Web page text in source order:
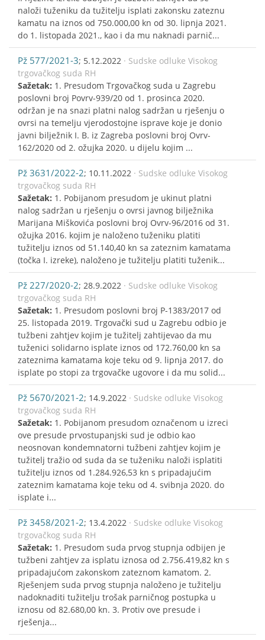
naloži tuženiku da tužitelju isplati zakonsku zateznu
kamatu na iznos od 750.000,00 kn od 30. lipnja 2021.
do 1. listopada 2021., kao i da mu naknadi parnič...
Pž 577/2021-3; 5.12.2022 · Sudske odluke Visokog
trgovačkog suda RH
Sažetak: 1. Presudom Trgovačkog suda u Zagrebu
poslovni broj Povrv-939/20 od 1. prosinca 2020.
održan je na snazi platni nalog sadržan u rješenju o
ovrsi na temelju vjerodostojne isprave koje je donio
javni bilježnik I. B. iz Zagreba poslovni broj Ovrv-
162/2020 od 2. ožujka 2020. u dijelu kojim ...
Pž 3631/2022-2; 10.11.2022 · Sudske odluke Visokog
trgovačkog suda RH
Sažetak: 1. Pobijanom presudom je ukinut platni
nalog sadržan u rješenju o ovrsi javnog bilježnika
Marijana Miškovića poslovni broj Ovrv-96/2016 od 31.
ožujka 2016. kojim je naloženo tuženiku platiti
tužitelju iznos od 51.140,40 kn sa zateznim kamatama
(točka I. izreke), naloženo je tužitelju platiti tuženik...
Pž 227/2020-2; 28.9.2022 · Sudske odluke Visokog
trgovačkog suda RH
Sažetak: 1. Presudom poslovni broj P-1383/2017 od
25. listopada 2019. Trgovački sud u Zagrebu odbio je
tužbeni zahtjev kojim je tužitelj zahtijevao da mu
tuženici solidarno isplate iznos od 172.760,00 kn sa
zateznima kamatama koje teku od 9. lipnja 2017. do
isplate po stopi za trgovačke ugovore i da mu solid...
Pž 5670/2021-2; 14.9.2022 · Sudske odluke Visokog
trgovačkog suda RH
Sažetak: 1. Pobijanom presudom označenom u izreci
ove presude prvostupanjski sud je odbio kao
neosnovan kondemnatorni tužbeni zahtjev kojim je
tužitelj tražio od suda da se tuženiku naloži isplatiti
tužitelju iznos od 1.284.926,53 kn s pripadajućim
zateznim kamatama koje teku od 4. svibnja 2020. do
isplate i...
Pž 3458/2021-2; 13.4.2022 · Sudske odluke Visokog
trgovačkog suda RH
Sažetak: 1. Presudom suda prvog stupnja odbijen je
tužbeni zahtjev za isplatu iznosa od 2.756.419,82 kn s
pripadajućom zakonskom zateznom kamatom. 2.
Rješenjem suda prvog stupnja naloženo je tužitelju
nadoknaditi tužitelju trošak parničnog postupka u
iznosu od 82.680,00 kn. 3. Protiv ove presude i
rješenja...